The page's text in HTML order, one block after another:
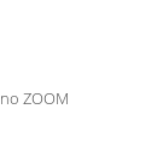
ZOOM